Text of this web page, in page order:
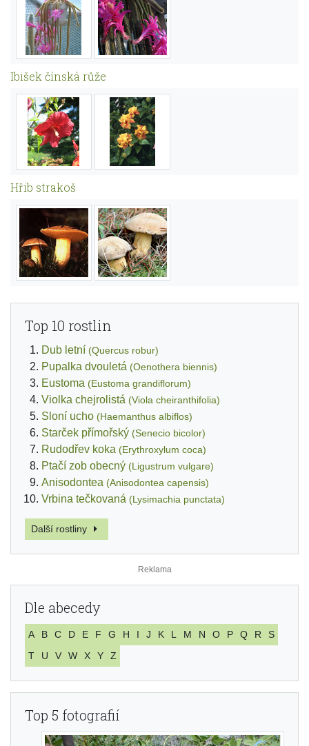
Ibišek čínská růže
Hřib strakoš
Top 10 rostlin
Dub letní (Quercus robur)
Pupalka dvouletá (Oenothera biennis)
Eustoma (Eustoma grandiflorum)
Violka chejrolistá (Viola cheiranthifolia)
Sloní ucho (Haemanthus albiflos)
Starček přímořský (Senecio bicolor)
Rudodřev koka (Erythroxylum coca)
Ptačí zob obecný (Ligustrum vulgare)
Anisodontea (Anisodontea capensis)
Vrbina tečkovaná (Lysimachia punctata)
Další rostliny
Dle abecedy
A B C D E F G H I J K L M N O P Q R
S
T
U V W X Y Z
Top 5 fotografií